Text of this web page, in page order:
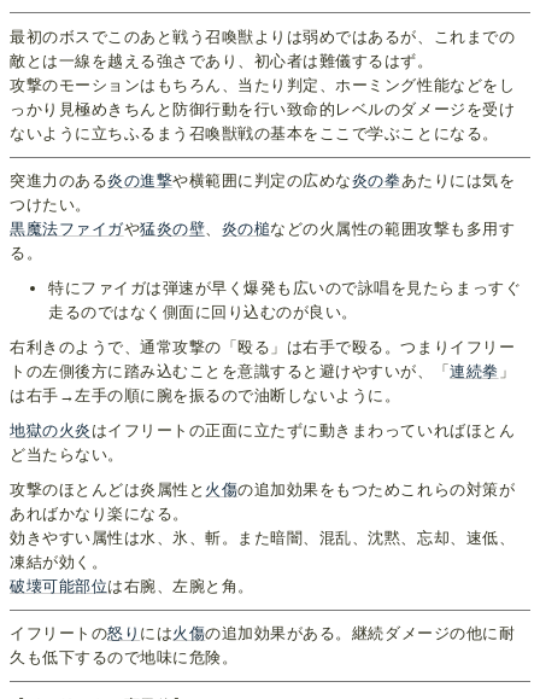
最初のボスでこのあと戦う召喚獣よりは弱めではあるが、これまでの
敵とは一線を越える強さであり、初心者は難儀するはず。
攻撃のモーションはもちろん、当たり判定、ホーミング性能などをし
っかり見極めきちんと防御行動を行い致命的レベルのダメージを受け
ないように立ちふるまう召喚獣戦の基本をここで学ぶことになる。
突進力のある炎の進撃や横範囲に判定の広めな炎の拳 あたりには気を
つけたい。
黒魔法ファイガや猛炎の壁 炎の槌などの火属性の範囲攻撃も多用す
る。
特にファイガは弾速が早く爆発も広いので詠唱を見たらまっすぐ
走るのではなく側面に回り込むのが良い。
右利きのようで、通常攻撃の「殴る」は右手で殴る。つまりイフリー
トの左側後方に踏み込むことを意識すると避けやすいが、「連続拳 」
は右手→左手の順に腕を振るので油断しないように。
地獄の火炎 はイフリートの正面に立たずに動きまわっていればほとん
ど当たらない。
攻撃のほとんどは炎属性と 火傷の追加効果をもつためこれらの対策が
あればかなり楽になる。
効きやすい属性は水、氷、斬。また暗闇、混乱、沈黙、忘却、速低、
凍結が効く。
破壊可能部位は右腕、左腕と角。
イフリートの怒り には火傷の追加効果がある。継続ダメージの他に耐
久も低下するので地味に危険。